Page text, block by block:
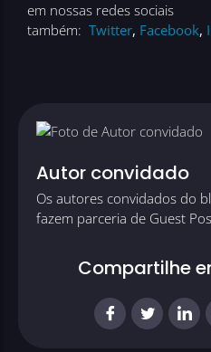
em nossas redes sociais
também: Twitter, Facebook,
Autor convidado
Os autores convidados do
fazem parceria de Guest
Compartilhe